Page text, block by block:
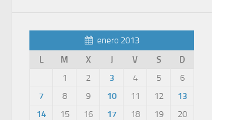
enero 2013
L
M X J V S D
1 2 3 4 5
6
7
8 9 10 11 12
13
14
15 16 17 18 19
20